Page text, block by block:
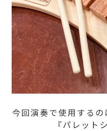
今回演奏で使用する
『パレット